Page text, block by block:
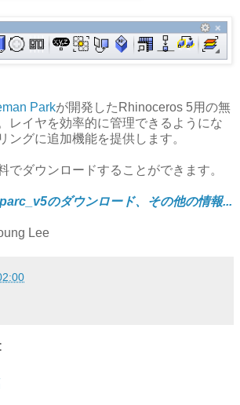
Parkが開発したRhinoceros 5用の無
レイヤを効率的に管理できるようにな
ングに追加機能を提供します。
でダウンロードすることができます。
のダウンロード、その他の情報...
Lee